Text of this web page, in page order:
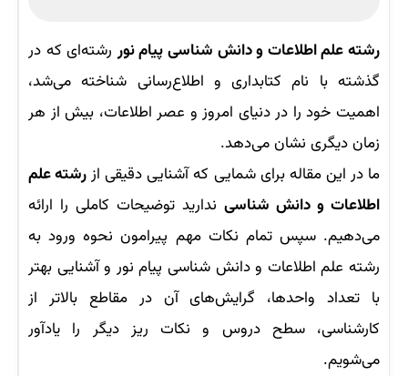
رشته علم اطلاعات و دانش شناسی پیام نور رشته‌ای که در
گذشته با نام‌ کتابداری و اطلاع‌رسانی شناخته می‌شد،
اهمیت خود را در دنیای امروز و عصر اطلاعات، بیش از هر
زمان دیگری نشان می‌دهد.
ما در این مقاله برای شمایی که آشنایی دقیقی ازرشته علم
اطلاعات و دانش شناسی ندارید توضیحات کاملی را ارائه
می‌دهیم. سپس تمام نکات مهم پیرامون نحوه ورود به
رشته علم اطلاعات و دانش شناسی پیام نور و آشنایی بهتر
با تعداد واحدها، گرایش‌های آن در مقاطع بالاتر از
کارشناسی، سطح دروس و نکات ریز دیگر را یادآور
می‌شویم.